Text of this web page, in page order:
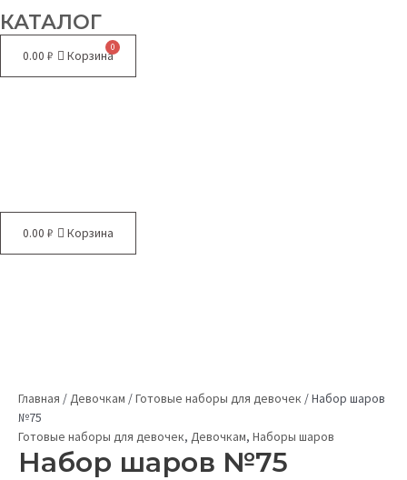
КАТАЛОГ
0.00 ₽ Корзина
0.00 ₽ Корзина
Главная /Девочкам /Готовые наборы для девочек /Набор шаров
№75
Готовые наборы для девочек, Девочкам, Наборы шаров
Набор шаров №75